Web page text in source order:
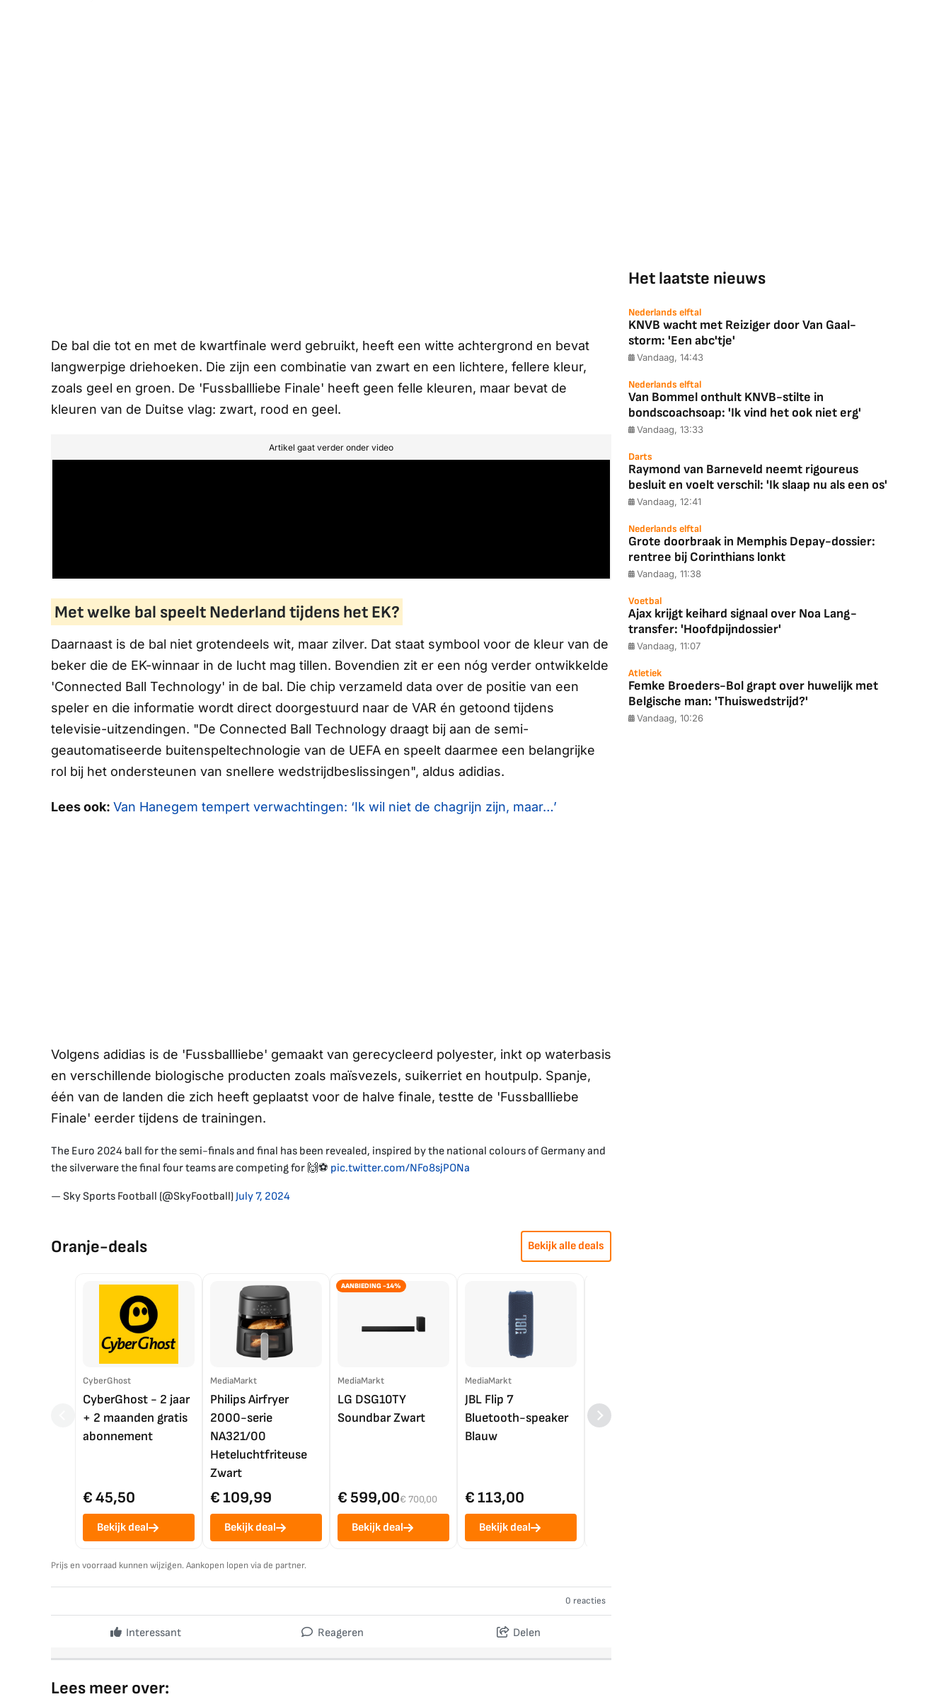
De bal die tot en met de kwartfinale werd gebruikt, heeft een witte achtergrond en bevat
langwerpige driehoeken. Die zijn een combinatie van zwart en een lichtere, fellere kleur,
zoals geel en groen. De 'Fussballliebe Finale' heeft geen felle kleuren, maar bevat de
kleuren van de Duitse vlag: zwart, rood en geel.
Artikel gaat verder onder video
Met welke bal speelt Nederland tijdens het EK?
Daarnaast is de bal niet grotendeels wit, maar zilver. Dat staat symbool voor de kleur van de
beker die de EK-winnaar in de lucht mag tillen. Bovendien zit er een nóg verder ontwikkelde
'Connected Ball Technology' in de bal. Die chip verzameld data over de positie van een
speler en die informatie wordt direct doorgestuurd naar de VAR én getoond tijdens
televisie-uitzendingen. "De Connected Ball Technology draagt bij aan de semi-
geautomatiseerde buitenspeltechnologie van de UEFA en speelt daarmee een belangrijke
rol bij het ondersteunen van snellere wedstrijdbeslissingen", aldus adidias.
Lees ook: Van Hanegem tempert verwachtingen: ‘Ik wil niet de chagrijn zijn, maar…’
Volgens adidias is de 'Fussballliebe' gemaakt van gerecycleerd polyester, inkt op waterbasis
en verschillende biologische producten zoals maïsvezels, suikerriet en houtpulp. Spanje,
één van de landen die zich heeft geplaatst voor de halve finale, testte de 'Fussballliebe
Finale' eerder tijdens de trainingen.
The Euro 2024 ball for the semi-finals and final has been revealed, inspired by the national colours of Germany and
the silverware the final four teams are competing for 🙌⚽ pic.twitter.com/NFo8sjPONa
— Sky Sports Football (@SkyFootball)July 7, 2024
Oranje-deals Bekijk alle deals
CyberGhost
CyberGhost - 2 jaar
+ 2 maanden gratis
abonnement
€ 45,50
Bekijk deal
MediaMarkt
Philips Airfryer
2000-serie
NA321/00
Heteluchtfriteuse
Zwart
€ 109,99
Bekijk deal
AANBIEDING -14%
MediaMarkt
LG DSG10TY
Soundbar Zwart
€ 599,00€ 700,00
Bekijk deal
MediaMarkt
JBL Flip 7
Bluetooth-speaker
Blauw
€ 113,00
Bekijk deal
LG OLED55C56LB
4K TV (2025)
Prijs en voorraad kunnen wijzigen. Aankopen lopen via de partner.
0 reacties
Interessant Reageren Delen
Lees meer over:
Het laatste nieuws
Nederlands elftal
KNVB wacht met Reiziger door Van Gaal-
storm: 'Een abc'tje'
Vandaag, 14:43
Nederlands elftal
Van Bommel onthult KNVB-stilte in
bondscoachsoap: 'Ik vind het ook niet erg'
Vandaag, 13:33
Darts
Raymond van Barneveld neemt rigoureus
besluit en voelt verschil: 'Ik slaap nu als een os'
Vandaag, 12:41
Nederlands elftal
Grote doorbraak in Memphis Depay-dossier:
rentree bij Corinthians lonkt
Vandaag, 11:38
Voetbal
Ajax krijgt keihard signaal over Noa Lang-
transfer: 'Hoofdpijndossier'
Vandaag, 11:07
Atletiek
Femke Broeders-Bol grapt over huwelijk met
Belgische man: 'Thuiswedstrijd?'
Vandaag, 10:26